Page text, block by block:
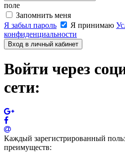
поле
Запомнить меня
Я забыл пароль
Я принимаю
конфиденциальности
Вход в личный кабинет
Войти через
сети:
Каждый зарегистрированный
преимуществ: